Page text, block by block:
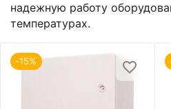
надежную работу
температурах.
-15%